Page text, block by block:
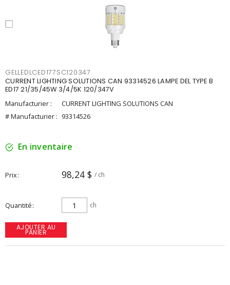
GELLEDLCED177SC120347
CURRENT LIGHTING SOLUTIONS CAN 93314526 LAMPE DEL TYPE B
ED17 21/35/45W 3/4/5K 120/347V
Manufacturier :
CURRENT LIGHTING SOLUTIONS CAN
# Manufacturier : 93314526
En inventaire
Prix 98,24 $ / ch
Quantité ch
AJOUTER AU
PANIER